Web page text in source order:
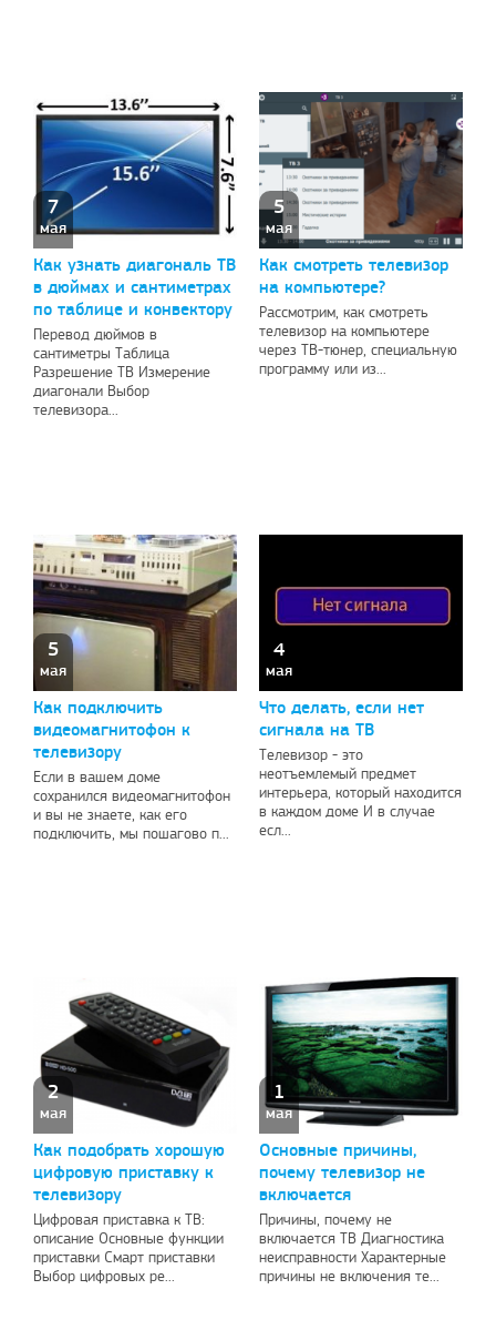
7
мая
Как узнать диагональ ТВ
в дюймах и сантиметрах
по таблице и конвектору
Перевод дюймов в
сантиметры Таблица
Разрешение ТВ Измерение
диагонали Выбор
телевизора...
5
мая
Как смотреть телевизор
на компьютере?
Рассмотрим, как смотреть
телевизор на компьютере
через ТВ-тюнер, специальную
программу или из...
5
мая
Как подключить
видеомагнитофон к
телевизору
Если в вашем доме
сохранился видеомагнитофон
и вы не знаете, как его
подключить, мы пошагово п...
4
мая
Что делать, если нет
сигнала на ТВ
Телевизор - это
неотъемлемый предмет
интерьера, который находится
в каждом доме И в случае
есл...
2
мая
Как подобрать хорошую
цифровую приставку к
телевизору
Цифровая приставка к ТВ:
описание Основные функции
приставки Смарт приставки
Выбор цифровых ре...
1
мая
Основные причины,
почему телевизор не
включается
Причины, почему не
включается ТВ Диагностика
неисправности Характерные
причины не включения те...